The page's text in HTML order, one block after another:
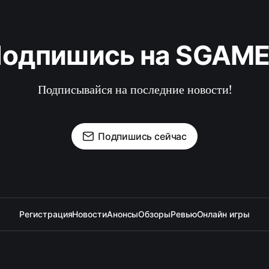
на
Подписывайся на последние новости!
Подпишись сейчас
РегистрацияНовостиАнонсыОбзорыРевьюОнлайн игры